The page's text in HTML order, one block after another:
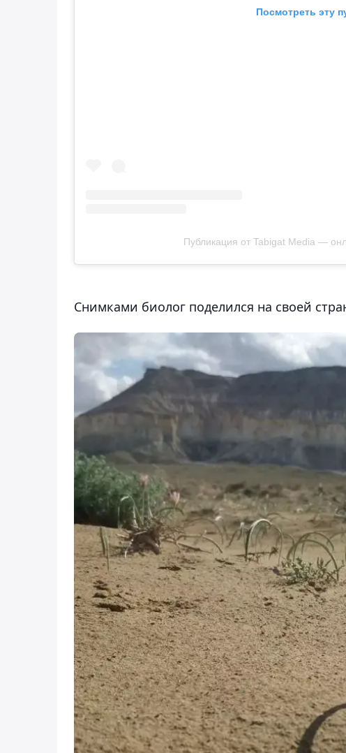
Посмотреть эту
Публикация от Tabigat Media —
Снимками биолог поделился на своей